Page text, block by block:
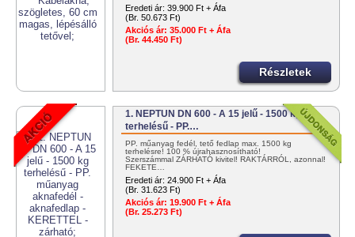
Eredeti ár: 39.900 Ft + Áfa
(Br. 50.673 Ft)
Akciós ár: 35.000 Ft + Áfa
(Br. 44.450 Ft)
Részletek
1. NEPTUN DN 600 - A 15 jelű - 1500 kg
terhelésű - PP.…
PP. műanyag fedél, tető fedlap max. 1500 kg
terhelésre! 100 % újrahasznosítható!
Szerszámmal ZÁRHATÓ kivitel! RAKTÁRRÓL, azonnal!
FEKETE…
Eredeti ár: 24.900 Ft + Áfa
(Br. 31.623 Ft)
Akciós ár: 19.900 Ft + Áfa
(Br. 25.273 Ft)